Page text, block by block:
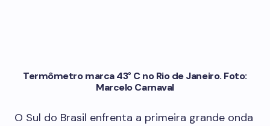
Termômetro marca 43° C no Rio de Janeiro. Foto:
Marcelo Carnaval
O Sul do Brasil enfrenta a primeira grande onda